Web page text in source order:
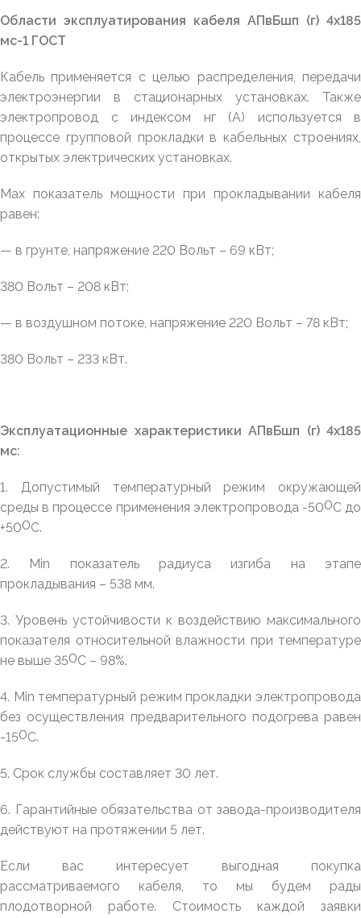
Области эксплуатирования кабеля АПвБшп (г) 4х185
мс-1 ГОСТ
Кабель применяется с целью распределения, передачи
электроэнергии в стационарных установках. Также
электропровод с индексом нг (А) используется в
процессе групповой прокладки в кабельных строениях,
открытых электрических установках.
Max показатель мощности при прокладывании кабеля
равен:
— в грунте, напряжение 220 Вольт – 69 кВт;
380 Вольт – 208 кВт;
— в воздушном потоке, напряжение 220 Вольт – 78 кВт;
380 Вольт – 233 кВт.
Эксплуатационные характеристики АПвБшп (г) 4х185
мс:
1. Допустимый температурный режим окружающей
среды в процессе применения электропровода -500С до
+500С.
2. Min показатель радиуса изгиба на этапе
прокладывания – 538 мм.
3. Уровень устойчивости к воздействию максимального
показателя относительной влажности при температуре
не выше 350С – 98%.
4. Min температурный режим прокладки электропровода
без осуществления предварительного подогрева равен
-150С.
5. Срок службы составляет 30 лет.
6. Гарантийные обязательства от завода-производителя
действуют на протяжении 5 лет.
Если вас интересует выгодная покупка
рассматриваемого кабеля, то мы будем рады
плодотворной работе. Стоимость каждой заявки